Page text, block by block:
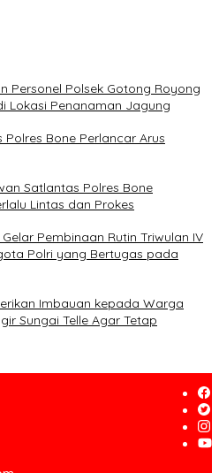
Personel Polsek Gotong Royong
Lokasi Penanaman Jagung
Polres Bone Perlancar Arus
Satlantas Polres Bone
Lintas dan Prokes
Pembinaan Rutin Triwulan IV
Polri yang Bertugas pada
Imbauan kepada Warga
Sungai Telle Agar Tetap